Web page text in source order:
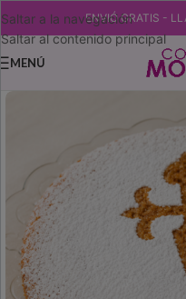
Saltar a la navegación
Saltar al contenido principal
ENVIÓ GRATIS -
MENÚ